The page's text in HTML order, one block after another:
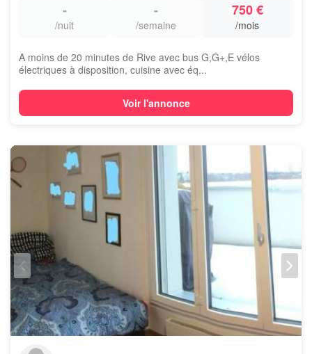
-
/nuit
-
/semaine
750 €
/mois
A moins de 20 minutes de Rive avec bus G,G+,E vélos
électriques à disposition, cuisine avec éq...
Voir l'annonce